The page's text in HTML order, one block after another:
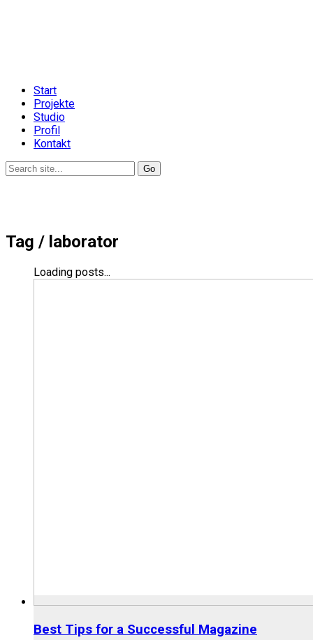
Start
Projekte
Studio
Profil
Kontakt
Tag / laborator
Loading posts...
Best Tips for a Successful Magazine